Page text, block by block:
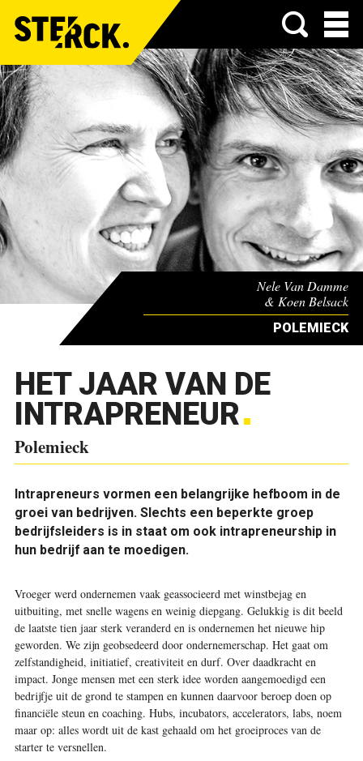
Menu
Nele Van Damme
& Koen Belsack
POLEMIECK
HET JAAR VAN DE
INTRAPRENEUR
Polemieck
Intrapreneurs vormen een belangrijke hefboom in de
groei van bedrijven. Slechts een beperkte groep
bedrijfsleiders is in staat om ook intrapreneurship in
hun bedrijf aan te moedigen.
Vroeger werd ondernemen vaak geassocieerd met winstbejag en
uitbuiting, met snelle wagens en weinig diepgang. Gelukkig is dit beeld
de laatste tien jaar sterk veranderd en is ondernemen het nieuwe hip
geworden. We zijn geobsedeerd door ondernemerschap. Het gaat om
zelfstandigheid, initiatief, creativiteit en durf. Over daadkracht en
impact. Jonge mensen met een sterk idee worden aangemoedigd een
bedrijfje uit de grond te stampen en kunnen daarvoor beroep doen op
financiële steun en coaching. Hubs, incubators, accelerators, labs, noem
maar op: alles wordt uit de kast gehaald om het groeiproces van de
starter te versnellen.